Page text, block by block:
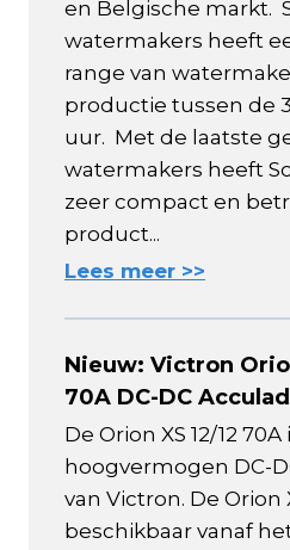
en Belgische markt.
watermakers heeft
range van
productie tussen de
uur. Met de laatste
watermakers heeft
zeer compact en
product...
Lees meer >>
Nieuw: Victron
70A DC-DC
De Orion XS 12/12
hoogvermogen DC-
van Victron. De Orion
beschikbaar vanaf